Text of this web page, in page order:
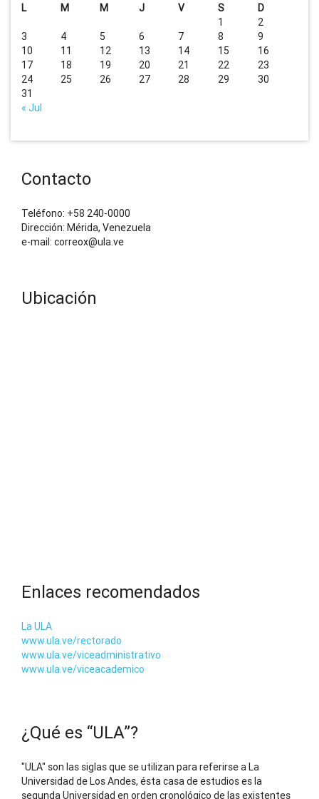
L
M M J V S D
« Jul
1
2
3
4 5 6 7 8
9
10
11 12 13 14 15
16
17
18 19 20 21 22
23
24
25 26 27 28 29
30
31
Contacto
Teléfono: +58 240-0000
Dirección: Mérida, Venezuela
e-mail: correox@ula.ve
Ubicación
Enlaces recomendados
La ULA
www.ula.ve/rectorado
www.ula.ve/viceadministrativo
www.ula.ve/viceacademico
¿Qué es “ULA”?
"ULA" son las siglas que se utilizan para referirse a La
Universidad de Los Andes, ésta casa de estudios es la
segunda Universidad en orden cronológico de las existentes